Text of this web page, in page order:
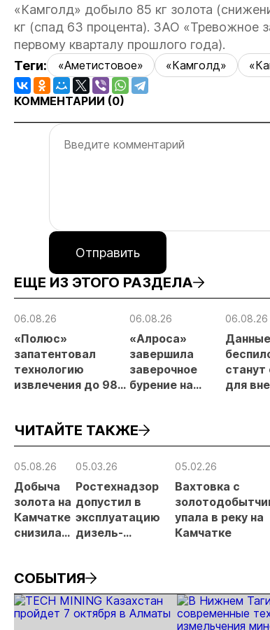
«Камголд» добыло 85 кг золота
кг (спад 63 процента). ЗАО «Тревожное
первому кварталу прошлого года).
Теги:
«Аметистовое» «Камголд»
КОММЕНТАРИИ (0)
Отправить
ЕЩЕ ИЗ ЭТОГО РАЗДЕЛА
06.08.26
«Полюс»
запатентовал
технологию
извлечения до 98%
шлака
06.08.26
«Алроса»
завершила
заверочное
бурение на
Дегдекан
06.08.26
для
ЧИТАЙТЕ ТАКЖЕ
05.08.26
Добыча
золота на
Камчатке
снизилась
полугодии
05.03.26
Ростехнадзор
допустил в
эксплуатацию
дизель-
АО «СиГМА»
05.02.26
Вахтовка с
упала в реку на
Камчатке
СОБЫТИЯ